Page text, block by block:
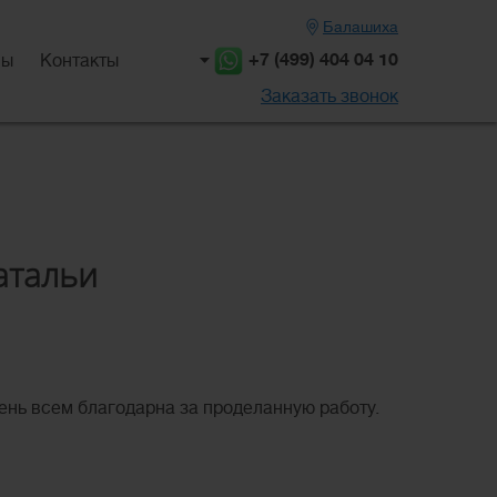
Контакты
Балашиха
+7 (499) 404 04 10
Заказать звонок
всем благодарна за проделанную работу.